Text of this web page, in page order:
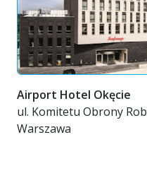
Airport Hotel Okęcie
ul. Komitetu Obrony
Warszawa